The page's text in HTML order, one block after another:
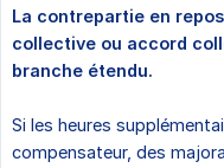
La contrepartie en
collective ou accord
branche étendu.
Si les heures
compensateur, des